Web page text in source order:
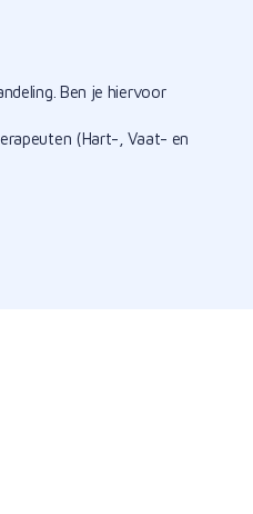
Ben je hiervoor
(Hart-, Vaat- en